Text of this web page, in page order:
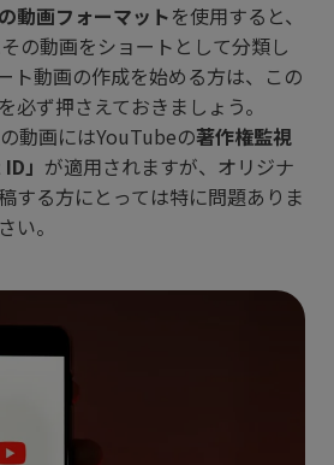
動画フォーマットを使用すると、
の動画をショートとして分類し
ト動画の作成を始める方は、この
必ず押さえておきましょう。
動画にはYouTubeの著作権監視
」 が適用されますが、オリジナ
する方にとっては特に問題ありま
い。